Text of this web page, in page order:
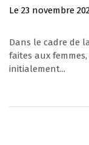
Le 23 novembre
Dans le cadre de
faites aux
initialement...